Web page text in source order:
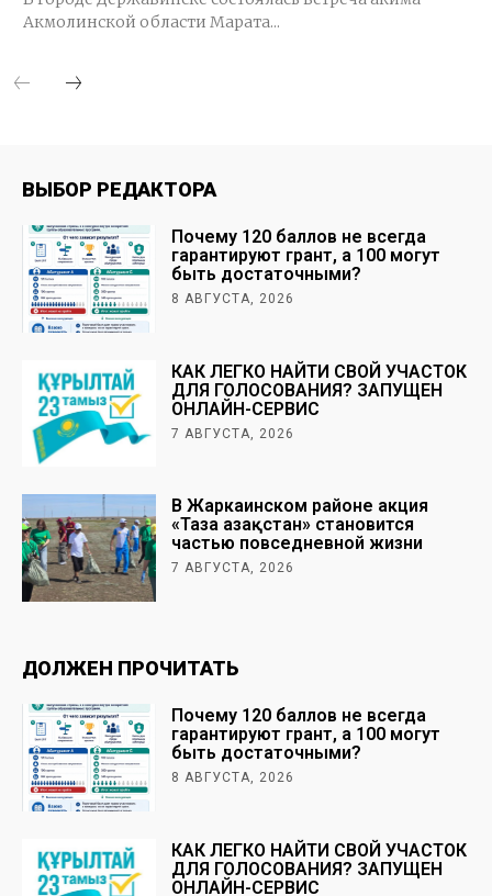
Акмолинской области Марата...
ВЫБОР РЕДАКТОРА
Почему 120 баллов не всегда
гарантируют грант, а 100 могут
быть достаточными?
8 АВГУСТА, 2026
КАК ЛЕГКО НАЙТИ СВОЙ УЧАСТОК
ДЛЯ ГОЛОСОВАНИЯ? ЗАПУЩЕН
ОНЛАЙН-СЕРВИС
7 АВГУСТА, 2026
В Жаркаинском районе акция
«Таза Қазақстан» становится
частью повседневной жизни
7 АВГУСТА, 2026
ДОЛЖЕН ПРОЧИТАТЬ
Почему 120 баллов не всегда
гарантируют грант, а 100 могут
быть достаточными?
8 АВГУСТА, 2026
КАК ЛЕГКО НАЙТИ СВОЙ УЧАСТОК
ДЛЯ ГОЛОСОВАНИЯ? ЗАПУЩЕН
ОНЛАЙН-СЕРВИС